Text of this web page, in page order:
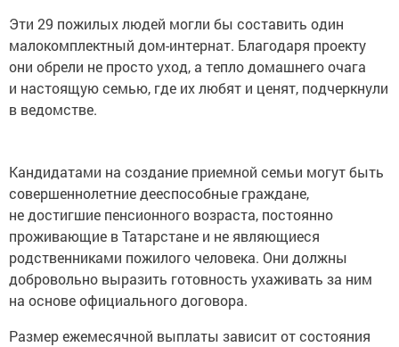
Эти 29 пожилых людей могли бы составить один
малокомплектный дом-интернат. Благодаря проекту
они обрели не просто уход, а тепло домашнего очага
и настоящую семью, где их любят и ценят, подчеркнули
в ведомстве.
Кандидатами на создание приемной семьи могут быть
совершеннолетние дееспособные граждане,
не достигшие пенсионного возраста, постоянно
проживающие в Татарстане и не являющиеся
родственниками пожилого человека. Они должны
добровольно выразить готовность ухаживать за ним
на основе официального договора.
Размер ежемесячной выплаты зависит от состояния